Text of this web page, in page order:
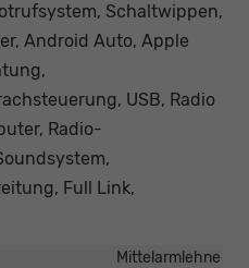
Schaltwippen,
Android Auto, Apple
USB, Radio
Radio-
Full Link,
Mittelarmlehne